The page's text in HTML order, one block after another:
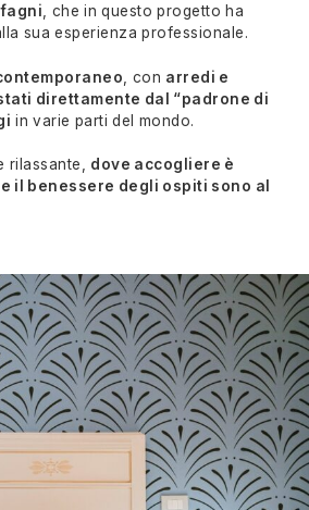
, che in questo progetto ha
sua esperienza professionale.
, con arredi e
direttamente dal “padrone di
in varie parti del mondo.
rilassante, dove accogliere è
il benessere degli ospiti sono al